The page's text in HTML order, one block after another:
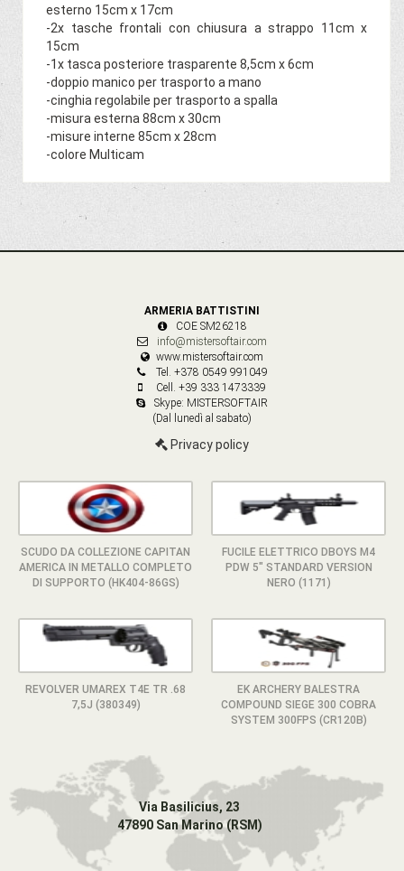
esterno 15cm x 17cm
-2x tasche frontali con chiusura a strappo 11cm x
15cm
-1x tasca posteriore trasparente 8,5cm x 6cm
-doppio manico per trasporto a mano
-cinghia regolabile per trasporto a spalla
-misura esterna 88cm x 30cm
-misure interne 85cm x 28cm
-colore Multicam
ARMERIA BATTISTINI
COE SM26218
info@mistersoftair.com
www.mistersoftair.com
Tel. +378 0549 991049
Cell. +39 333 1473339
Skype: MISTERSOFTAIR
(Dal lunedì al sabato)
Privacy policy
SCUDO DA COLLEZIONE CAPITAN
AMERICA IN METALLO COMPLETO
DI SUPPORTO (HK404-86GS)
FUCILE ELETTRICO DBOYS M4
PDW 5" STANDARD VERSION
NERO (1171)
REVOLVER UMAREX T4E TR .68
7,5J (380349)
EK ARCHERY BALESTRA
COMPOUND SIEGE 300 COBRA
SYSTEM 300FPS (CR120B)
Via Basilicius, 23
47890 San Marino (RSM)